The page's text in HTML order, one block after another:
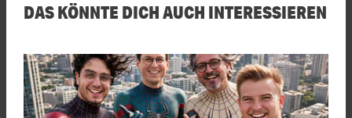
DAS KÖNNTE DICH AUCH INTERESSIEREN